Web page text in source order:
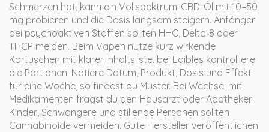
Schmerzen hat, kann ein Vollspektrum-CBD-Öl mit 10–50
mg probieren und die Dosis langsam steigern. Anfänger
bei psychoaktiven Stoffen sollten HHC, Delta‑8 oder
THCP meiden. Beim Vapen nutze kurz wirkende
Kartuschen mit klarer Inhaltsliste, bei Edibles kontrolliere
die Portionen. Notiere Datum, Produkt, Dosis und Effekt
für eine Woche, so findest du Muster. Bei Wechsel mit
Medikamenten fragst du den Hausarzt oder Apotheker.
Kinder, Schwangere und stillende Personen sollten
Cannabinoide vermeiden. Gute Hersteller veröffentlichen